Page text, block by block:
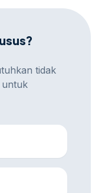
tidak
untuk